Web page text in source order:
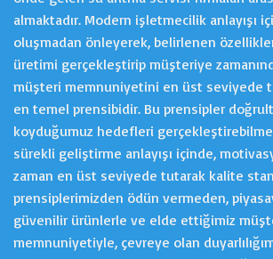
almaktadır. Modern işletmecilik anlayışı
oluşmadan önleyerek, belirlenen
üretimi gerçekleştirip müşteriye
müşteri memnuniyetini en üst seviyede
en temel prensibidir. Bu prensipler
koyduğumuz hedefleri
sürekli geliştirme anlayışı içinde,
zaman en üst seviyede tutarak kalite
prensiplerimizden ödün vermeden,
güvenilir ürünlerle ve elde ettiğimiz
memnuniyetiyle, çevreye olan